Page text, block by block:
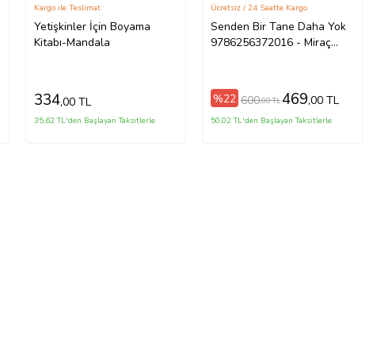
Yetişkinler İçin Boyama
Kitabı-Mandala
Kargo ile Teslimat
334,00 TL
35,62 TL'den Başlayan Taksitlerle
Senden Bir Tane Daha Yok
9786256372016 - Miraç
Ücretsiz / 24 Saatte Kargo
%22 600,00 TL469,00 TL
50,02 TL'den Başlayan Taksitlerle